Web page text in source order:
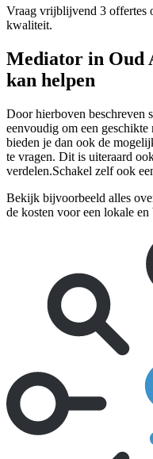
Vraag vrijblijvend 3 offertes
kwaliteit.
Mediator in Oud
kan helpen
Door hierboven beschreven
eenvoudig om een
bieden je dan ook de
te vragen. Dit is uiteraard
verdelen.Schakel zelf ook
Bekijk bijvoorbeeld alles
de kosten voor een lokale